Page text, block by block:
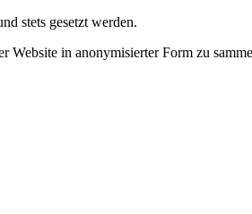
stets gesetzt werden.
Website in anonymisierter Form zu